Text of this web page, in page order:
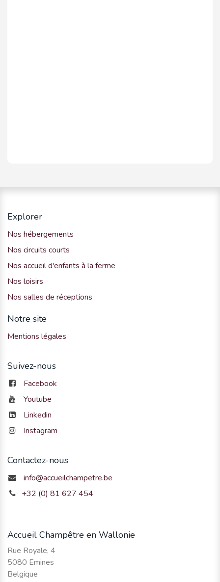
Explorer
Nos hébergements
Nos circuits courts
Nos accueil d'enfants à la ferme
Nos loisirs
Nos salles de réceptions
Notre site
Mentions légales
Suivez-nous
Facebook
Youtube
Linkedin
Instagram
Contactez-nous
info@accueilchampetre.be
+32 (0) 81 627 454
Accueil Champêtre en Wallonie
Rue Royale, 4
5080 Emines
Belgique